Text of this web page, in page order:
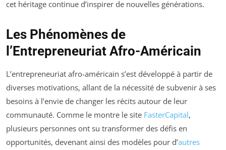
cet héritage continue d’inspirer de nouvelles générations.
Les Phénomènes de
l’Entrepreneuriat Afro-Américain
L’entrepreneuriat afro-américain s’est développé à partir de
diverses motivations, allant de la nécessité de subvenir à ses
besoins à l’envie de changer les récits autour de leur
communauté. Comme le montre le site FasterCapital,
plusieurs personnes ont su transformer des défis en
opportunités, devenant ainsi des modèles pour d’autres